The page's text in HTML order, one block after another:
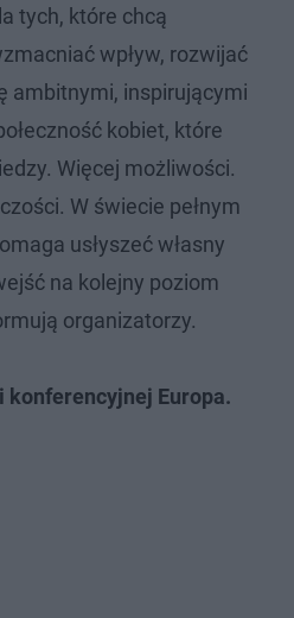
tych, które chcą
wpływ, rozwijać
ambitnymi, inspirującymi
kobiet, które
Więcej możliwości.
W świecie pełnym
usłyszeć własny
na kolejny poziom
organizatorzy.
konferencyjnej Europa.